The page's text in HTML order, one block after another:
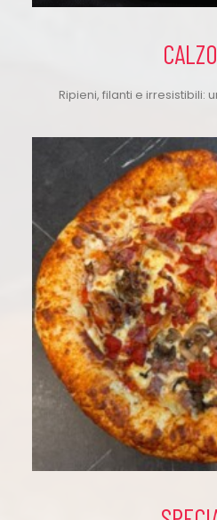
Ripieni, filanti e irresistibili: